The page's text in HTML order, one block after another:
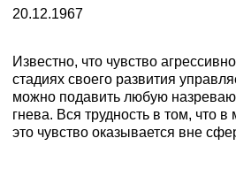
20.12.1967
Известно, что чувство
стадиях своего развития
можно подавить любую
гнева. Вся трудность в том, что
это чувство оказывается вне